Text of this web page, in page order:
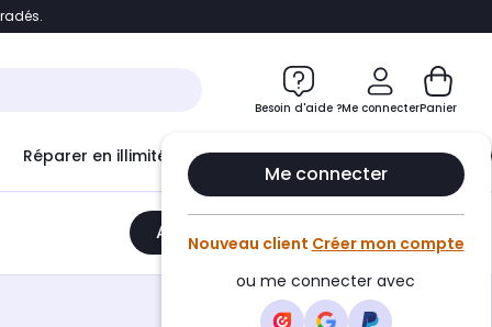
Accéder directement au chatbot
Besoin d'aide ?Me connecter
Me connecter
Nouveau client Créer mon compte
ou me connecter avec
Panier
Réparer en illimité avec Le Club Infinity
Ajouter au panier